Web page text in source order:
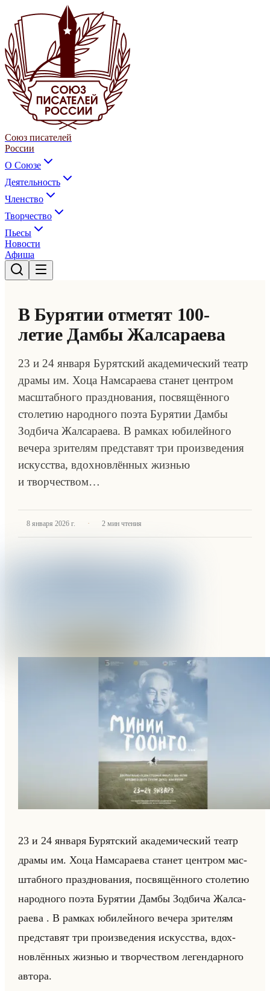
Союз писателей
России
О Союзе
Деятельность
Членство
Творчество
Пьесы
Новости
Афиша
В Бурятии отметят 100-
летие Дамбы Жалсараева
23 и 24 января Бурятский академический театр
драмы им. Хоца Намсараева станет центром
масштабного празднования, посвящённого
столетию народного поэта Бурятии Дамбы
Зодбича Жалсараева. В рамках юбилейного
вечера зрителям представят три произведения
искусства, вдохновлённых жизнью
и творчеством…
8 января 2026 г. · 2 мин чтения
23 и 24 ян­ва­ря Бу­рят­ский ака­де­ми­че­ский театр
драмы им. Хоца Нам­са­ра­ева ста­нет цен­тром мас­
штаб­но­го празд­но­ва­ния, по­свя­щён­но­го сто­ле­тию
на­род­но­го поэта Бу­ря­тии Дамбы Зод­би­ча Жал­са­
ра­ева . В рам­ках юби­лейно­го ве­че­ра зри­те­лям
пред­ста­вят три про­из­ве­де­ния ис­кус­ства, вдох­
нов­лён­ных жиз­нью и твор­че­ством ле­ген­дар­но­го
ав­то­ра.